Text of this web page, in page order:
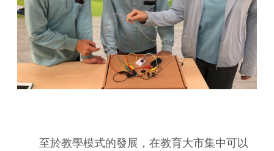
至於教學模式的發展，在教育大市集中可以